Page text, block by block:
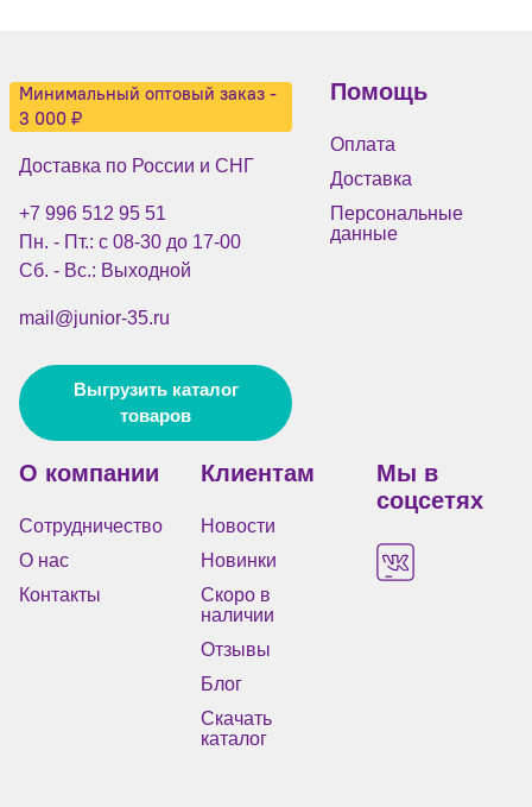
Минимальный оптовый заказ -
3 000 ₽
Доставка по России и СНГ
+7 996 512 95 51
Пн. - Пт.: с 08-30 до 17-00
Сб. - Вс.: Выходной
mail@junior-35.ru
Выгрузить каталог
товаров
Помощь
Оплата
Доставка
Персональные
данные
О компании
Сотрудничество
О нас
Контакты
Клиентам
Новости
Новинки
Скоро в
наличии
Отзывы
Блог
Скачать
каталог
Мы в
соцсетях